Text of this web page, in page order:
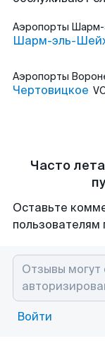
Аэропорты Шарм-
Шарм-эль-
Аэропорты
Чертовицкое
Часто
Оставьте
Войти